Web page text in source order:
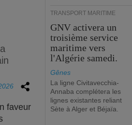
faveur
TRANSPORT MARITIME
GNV activera un
troisième service
maritime vers
l'Algérie samedi.
Gênes
La ligne Civitavecchia-
Annaba complétera les
lignes existantes reliant
Sète à Alger et Béjaïa.